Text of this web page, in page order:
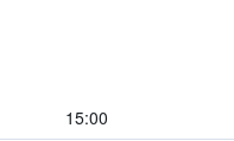
15:00